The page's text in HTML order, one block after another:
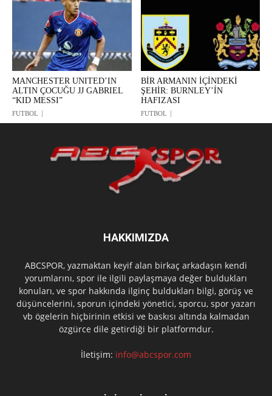
MANCHESTER UNITED’IN
ALTIN ÇOCUĞU JJ GABRIEL
“KID MESSI”
FUTBOL
BİR ARMANIN İÇİNDEKİ
ŞEHİR: BURNLEY’ÍN
HAFIZASI
FUTBOL
HAKKIMIZDA
ABCSPOR, yazmaktan keyif alan birkaç arkadaşın kendi
yorumlarını, spor ile ilgili paylaşmaya değer buldukları
konuları, ve spor hakkında ilginç buldukları bilgi, görüş ve
düşüncelerini, sporun içindeki yönetici, sporcu, spor yazarı
vb ögelerin hiçbirinin etkisi ve baskısı altında kalmadan
özgürce dile getirdiği bir platformdur.
İletişim: info@abcspor.com